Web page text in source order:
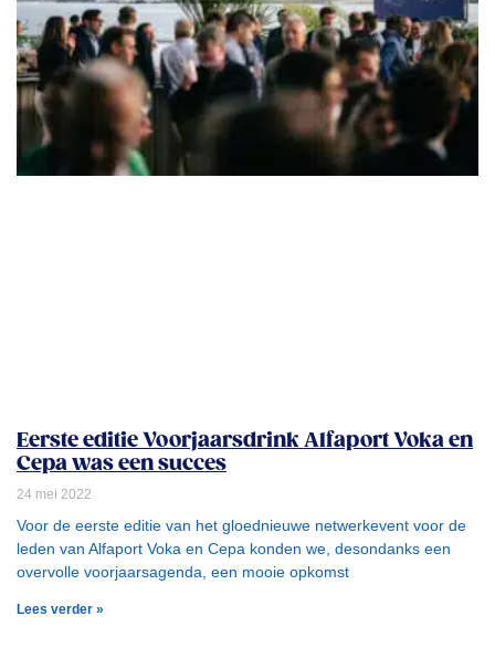
Eerste editie Voorjaarsdrink Alfaport Voka en
Cepa was een succes
24 mei 2022
Voor de eerste editie van het gloednieuwe netwerkevent voor de
leden van Alfaport Voka en Cepa konden we, desondanks een
overvolle voorjaarsagenda, een mooie opkomst
Lees verder »